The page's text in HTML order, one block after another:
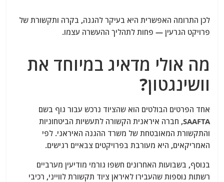
לכן התרומה האפשרית היא בעיקר להגנה, בקרה ותקשורת של
פרויקט הגרעין — פחות לתהליך ההעשרה עצמו.
מה אולי מדאיג במיוחד את
וושינגטון?
אחד הפרטים הבולטים הוא שהציוד נרכש עבור גוף בשם
SAAFTA, חברה איראנית הקשורה לתעשיות הביטחוניות
והתקשורת המאובטחת של משרד ההגנה האיראני. לפי
האמריקאים, היא מעורבת בפרויקטים צבאיים רגישים.
בנוסף, בשבועות האחרונים חשפו גורמי מודיעין מערביים
רשתות נוספות שהעבירו לאיראן ציוד תקשורת לווייני, רכיבי